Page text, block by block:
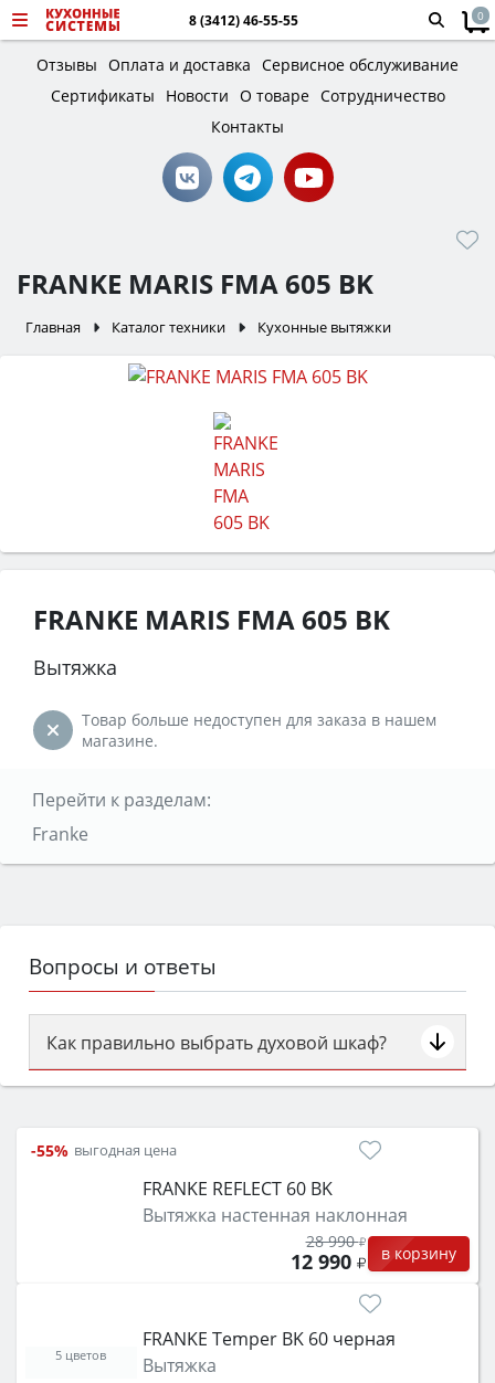
8 (3412) 46-55-55 0
Отзывы Оплата и доставка Сервисное обслуживание
Сертификаты
Новости О товаре Сотрудничество
Контакты
FRANKE MARIS FMA 605 BK
Главная Каталог техники Кухонные вытяжки
FRANKE MARIS FMA 605 BK
Вытяжка
Товар больше недоступен для заказа в нашем
магазине.
Перейти к разделам:
Franke
Вопросы и ответы
Как правильно выбрать духовой шкаф?
Сначала определитесь с типом (газовый или
затем смотрите на объём 50–70 л для семьи,
класс энергопотребления не ниже A и нужные
функции (конвекция, гриль, самоочистка,
защита от детей).
-55% выгодная цена
FRANKE REFLECT 60 BK
Вытяжка настенная наклонная
28 990
12 990 в корзину
FRANKE Temper BK 60 черная
Вытяжка
5 цветов